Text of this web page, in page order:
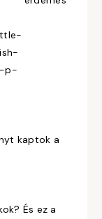
p-
kaptok a
És ez a